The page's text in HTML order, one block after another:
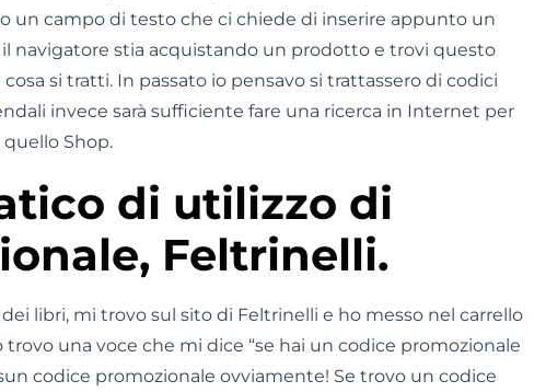
un campo di testo che ci chiede di inserire appunto un
navigatore stia acquistando un prodotto e trovi questo
si tratti. In passato io pensavo si trattassero di codici
invece sarà sufficiente fare una ricerca in Internet per
Shop.
di utilizzo di
Feltrinelli.
libri, mi trovo sul sito di Feltrinelli e ho messo nel carrello
una voce che mi dice “se hai un codice promozionale
codice promozionale ovviamente! Se trovo un codice